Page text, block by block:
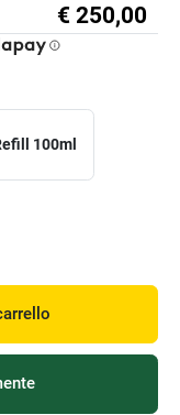
€ 250,00
100ml